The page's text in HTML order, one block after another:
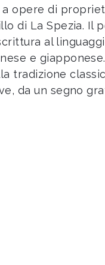
opere di
di La Spezia. Il
al
e
tradizione
da un segno